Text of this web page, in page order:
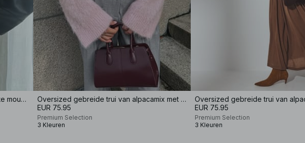
Gebreide trui van alpacamix met korte mouwen
Oversized gebreide trui van alpacamix met lage halslijn
EUR 75.95
Premium Selection
3 Kleuren
EUR 75.95
Premium Selection
3 Kleuren